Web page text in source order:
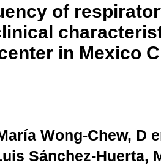
of
in Mexico
Wong-Chew, D
Sánchez-Huerta,